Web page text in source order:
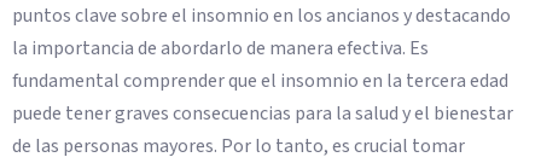
puntos clave sobre el insomnio en los ancianos y destacando
la importancia de abordarlo de manera efectiva. Es
fundamental comprender que el insomnio en la tercera edad
puede tener graves consecuencias para la salud y el bienestar
de las personas mayores. Por lo tanto, es crucial tomar